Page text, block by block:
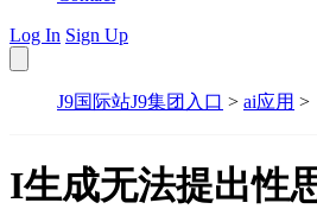
Log In Sign Up
J9国际站J9集团入口 > ai应用 >
I生成无法提出性